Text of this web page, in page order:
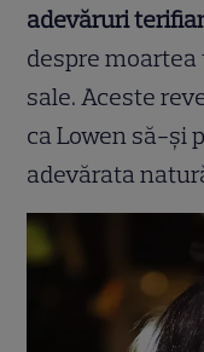
adevăruri
despre
sale. Aceste
ca Lowen să-și
adevărata